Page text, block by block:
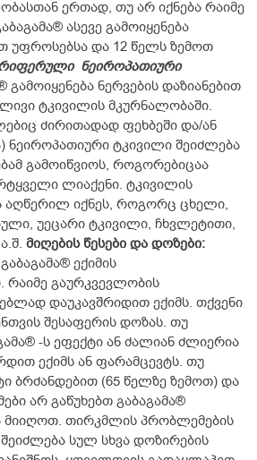
ერთად, თუ არ იქნება რაიმე
ასევე გამოიყენება
უფროსებსა და 12 წელს ზემოთ
ნეიროპათიური
გამოიყენება ნერვების დაზიანებით
ტკივილის მკურნალობაში.
ძირითადად ფეხბეში და/ან
ნეიროპათიური ტკივილი შეიძლება
გამოიწვიოს, როგორებიცაა
ლიაქენი. ტკივილის
აღწერილ იქნეს, როგორც ცხელი,
უეცარი ტკივილი, ჩხვლეტითი,
მიღების წესები და დოზები:
ექიმის
რაიმე გაურკვევლობის
დაუკავშრიდით ექიმს. თქვენი
შესაფერის დოზას. თუ
-ს ეფექტი ან ძალიან ძლიერია
ექიმს ან ფარამცევტს. თუ
ბრძანდებით (65 წელზე ზემოთ) და
არ გაწუხებთ გაბაგამა®
მიიღოთ. თირკმლის პრობლემების
შეიძლება სულ სხვა დოზირების